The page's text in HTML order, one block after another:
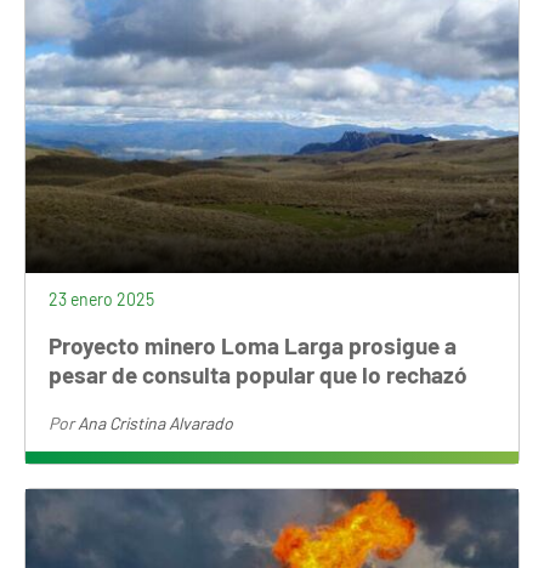
23 enero 2025
Proyecto minero Loma Larga prosigue a
pesar de consulta popular que lo rechazó
PorAna Cristina Alvarado